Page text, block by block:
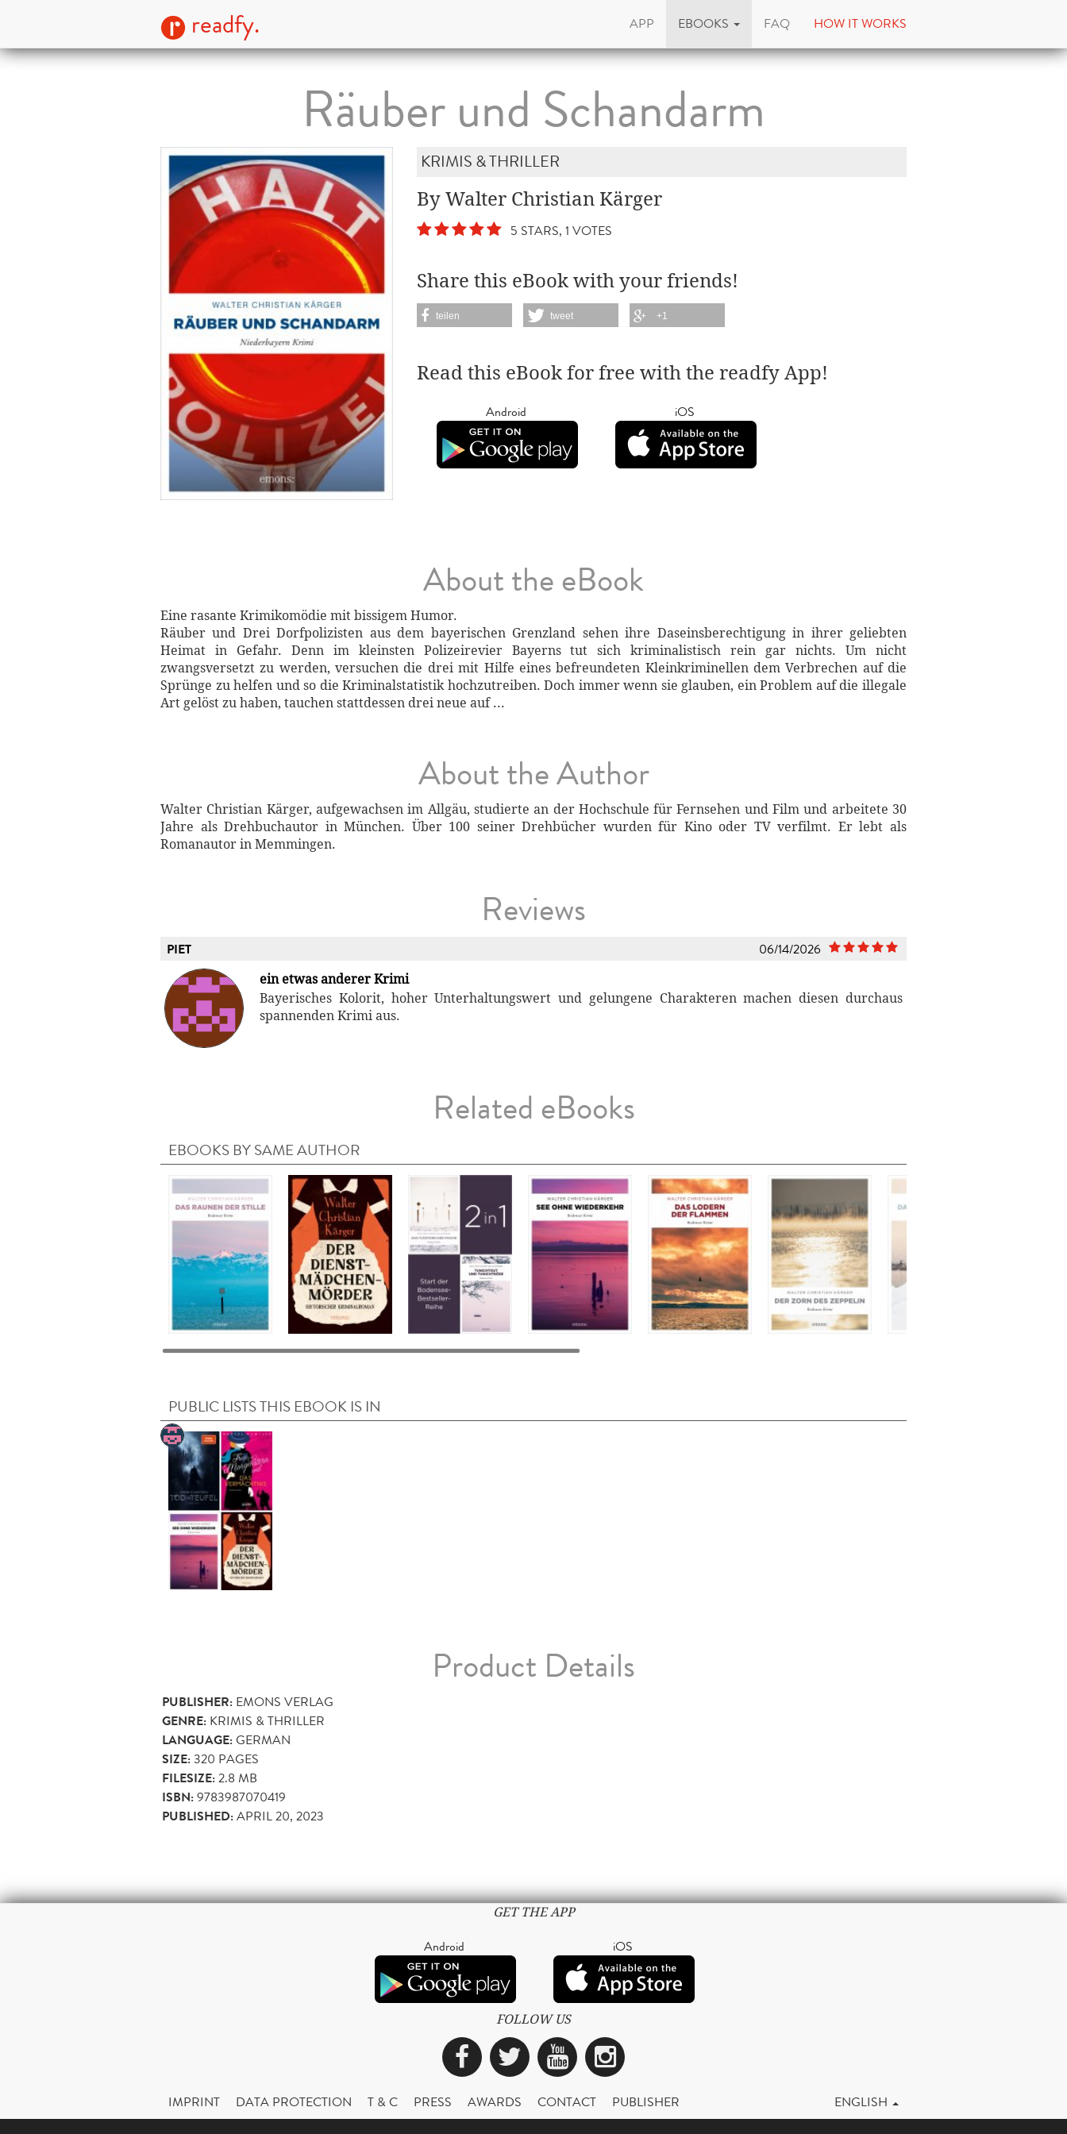
readfy. APP EBOOKS FAQ HOW IT WORKS
Räuber und Schandarm
KRIMIS & THRILLER
By Walter Christian Kärger
5 STARS, 1 VOTES
Share this eBook with your friends!
teilen tweet +1
Read this eBook for free with the readfy App!
Android iOS
About the eBook
Eine rasante Krimikomödie mit bissigem Humor.
Räuber und Drei Dorfpolizisten aus dem bayerischen Grenzland sehen ihre Daseinsberechtigung in ihrer geliebten
Heimat in Gefahr. Denn im kleinsten Polizeirevier Bayerns tut sich kriminalistisch rein gar nichts. Um nicht
zwangsversetzt zu werden, versuchen die drei mit Hilfe eines befreundeten Kleinkriminellen dem Verbrechen auf die
Sprünge zu helfen und so die Kriminalstatistik hochzutreiben. Doch immer wenn sie glauben, ein Problem auf die illegale
Art gelöst zu haben, tauchen stattdessen drei neue auf ...
About the Author
Walter Christian Kärger, aufgewachsen im Allgäu, studierte an der Hochschule für Fernsehen und Film und arbeitete 30
Jahre als Drehbuchautor in München. Über 100 seiner Drehbücher wurden für Kino oder TV verfilmt. Er lebt als
Romanautor in Memmingen.
Reviews
PIET 06/14/2026
ein etwas anderer Krimi
Bayerisches Kolorit, hoher Unterhaltungswert und gelungene Charakteren machen diesen durchaus
spannenden Krimi aus.
Related eBooks
EBOOKS BY SAME AUTHOR
PUBLIC LISTS THIS EBOOK IS IN
Product Details
PUBLISHER: EMONS VERLAG
GENRE: KRIMIS & THRILLER
LANGUAGE:GERMAN
SIZE:320 PAGES
FILESIZE:2.8 MB
ISBN:9783987070419
PUBLISHED:APRIL 20, 2023
GET THE APP
Android iOS
FOLLOW US
Facebook
TwitterYouTubeInstagram
IMPRINT DATA PROTECTION T & C PRESS AWARDS CONTACT PUBLISHER ENGLISH